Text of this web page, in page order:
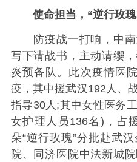
使命担当，“逆行玫
防疫战一打响，中南
写下请战书，主动请缨
炎预备队。此次疫情医
疫，其中援武汉192人、
指导30人;其中女性医务
女护理人员136名)，占
朵“逆行玫瑰”分批赴武
院、同济医院中法新城